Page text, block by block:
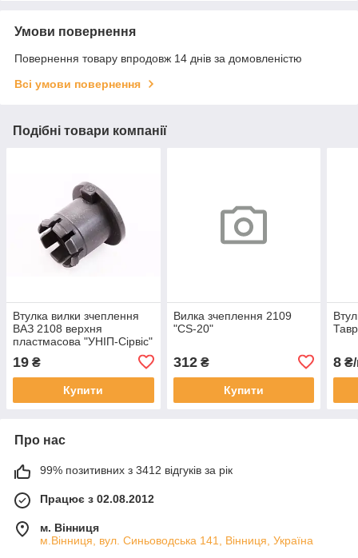
Умови повернення
Повернення товару впродовж 14 днів за домовленістю
Всі умови повернення
Подібні товари компанії
Втулка вилки зчеплення
ВАЗ 2108 верхня
пластмасова "УНІП-Сірвіс"
19 ₴
Купити
Вилка зчеплення 2109
"CS-20"
312₴
Купити
8
Про нас
99% позитивних з 3412 відгуків за рік
Працює з 02.08.2012
м. Вінниця
м.Вінниця, вул. Синьоводська 141, Вінниця, Україна